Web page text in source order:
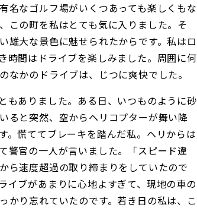
名なゴルフ場がいくつあっても楽しくもな
この町を私はとても気に入りました。そ
雄大な景色に魅せられたからです。私はロ
時間はドライブを楽しみました。周囲に何
かのドライブは、じつに爽快でした。
もありました。ある日、いつものように砂
ると突然、空からヘリコプターが舞い降
。慌ててブレーキを踏んだ私。ヘリからは
官の一人が言いました。「スピード違
ら速度超過の取り締まりをしていたので
イブがあまりに心地よすぎて、現地の車の
かり忘れていたのです。若き日の私は、こ